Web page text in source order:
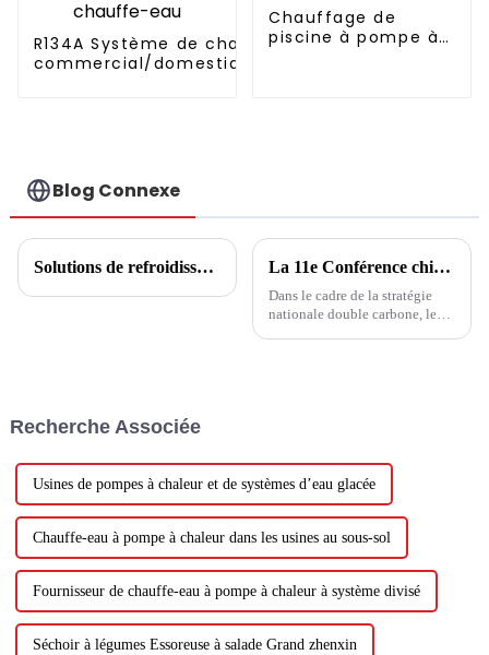
R134A Système de chauffage
commercial/domestique/résidentiel
Chauffage de
piscine à pompe à
Blog Connexe
Solutions de refroidissement, de chauffage et d'eau chaude pour hôtels et écoles La 11e Conférence chinoise sur l'ingénierie des pompes à chaleur : développement de pompes à chaleur et complémentation multi-énergies
Dans le cadre de la stratégie
nationale double carbone, les
Recherche Associée
Usines de pompes à chaleur et de systèmes d’eau glacée
Chauffe-eau à pompe à chaleur dans les usines au sous-sol
Fournisseur de chauffe-eau à pompe à chaleur à système divisé
Séchoir à légumes Essoreuse à salade Grand zhenxin